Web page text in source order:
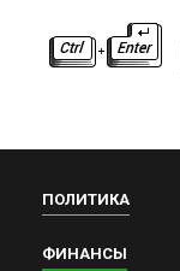
ПОЛИТИКА
ФИНАНСЫ